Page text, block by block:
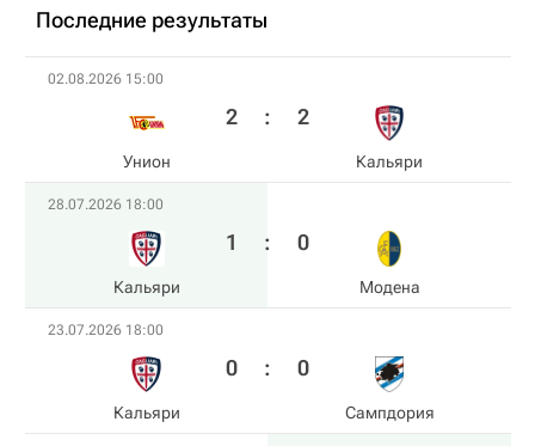
Последние результаты
02.08.2026 15:00
Унион
2 : 2
Кальяри
28.07.2026 18:00
Кальяри
1 : 0
Модена
23.07.2026 18:00
Кальяри
0 : 0
Сампдория